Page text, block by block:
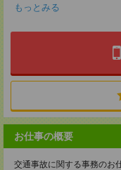
もっとみる
お仕事の概要
交通事故に関する事務のお